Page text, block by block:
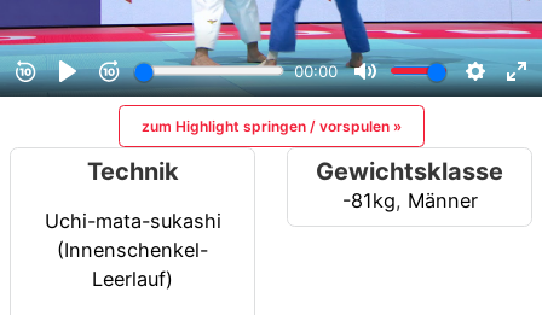
zum Highlight springen / vorspulen »
Technik
Uchi-mata-sukashi
(Innenschenkel-
Leerlauf)
Gewichtsklasse
-81kg, Männer